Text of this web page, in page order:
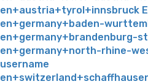
en+austria+tyrol+innsbruck
en+germany+baden-
en+germany+brandenburg-
en+germany+north-rhine-
username